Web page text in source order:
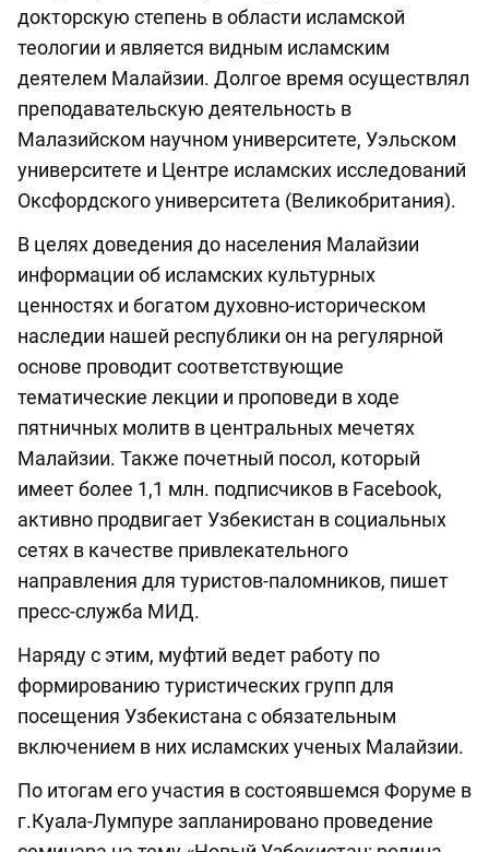
докторскую степень в области исламской
теологии и является видным исламским
деятелем Малайзии. Долгое время осуществлял
преподавательскую деятельность в
Малазийском научном университете, Уэльском
университете и Центре исламских исследований
Оксфордского университета (Великобритания).
В целях доведения до населения Малайзии
информации об исламских культурных
ценностях и богатом духовно-историческом
наследии нашей республики он на регулярной
основе проводит соответствующие
тематические лекции и проповеди в ходе
пятничных молитв в центральных мечетях
Малайзии. Также почетный посол, который
имеет более 1,1 млн. подписчиков в Facebook,
активно продвигает Узбекистан в социальных
сетях в качестве привлекательного
направления для туристов-паломников, пишет
пресс-служба МИД.
Наряду с этим, муфтий ведет работу по
формированию туристических групп для
посещения Узбекистана с обязательным
включением в них исламских ученых Малайзии.
По итогам его участия в состоявшемся Форуме в
г.Куала-Лумпуре запланировано проведение